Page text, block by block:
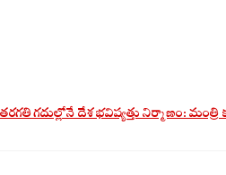
తరగతి గదుల్లోనే దేశ భవిష్యత్తు నిర్మాణం: మంత్రి